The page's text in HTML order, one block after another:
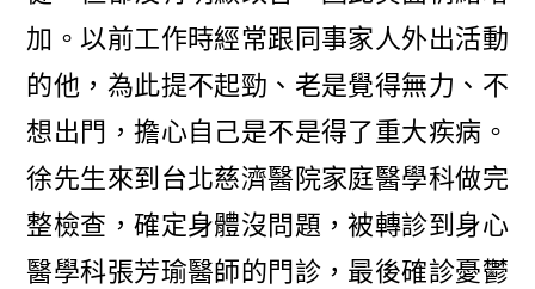
加。以前工作時經常跟同事家人外出活動
的他，為此提不起勁、老是覺得無力、不
想出門，擔心自己是不是得了重大疾病。
徐先生來到台北慈濟醫院家庭醫學科做完
整檢查，確定身體沒問題，被轉診到身心
醫學科張芳瑜醫師的門診，最後確診憂鬱